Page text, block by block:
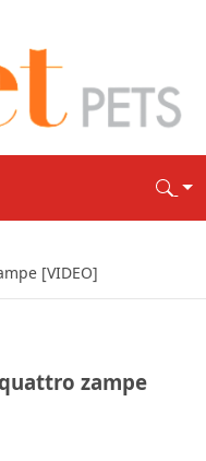
[VIDEO]
zampe